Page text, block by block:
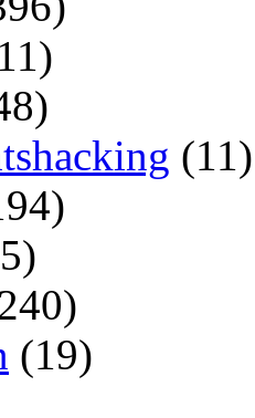
(11)
(19)